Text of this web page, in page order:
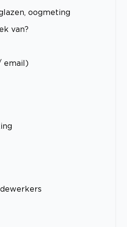
oogmeting
van?
email)